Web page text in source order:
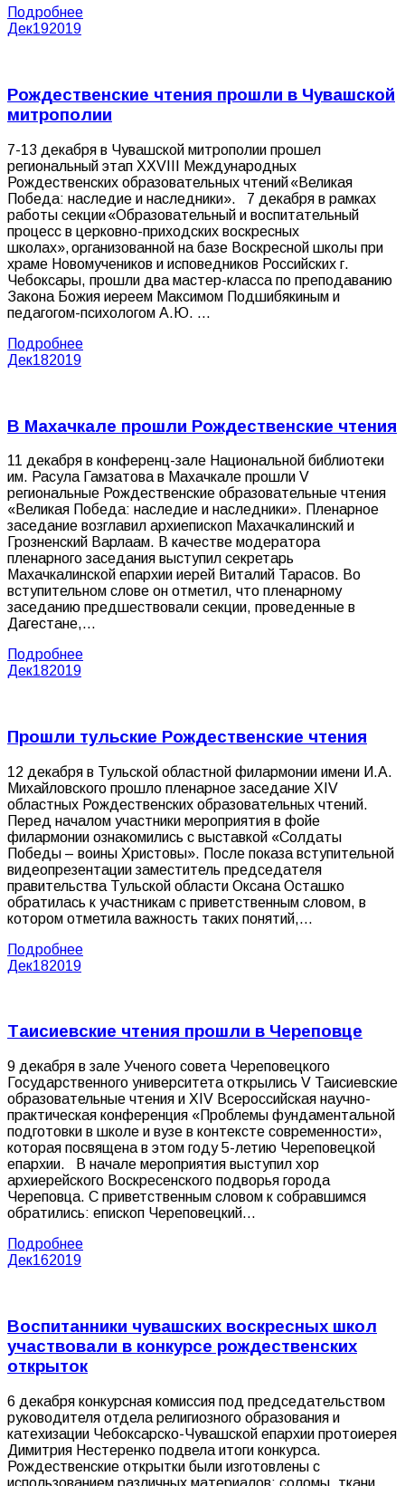
Подробнее
Дек192019
Рождественские чтения прошли в Чувашской
митрополии
7-13 декабря в Чувашской митрополии прошел
региональный этап XXVIII Международных
Рождественских образовательных чтений «Великая
Победа: наследие и наследники». 7 декабря в рамках
работы секции «Образовательный и воспитательный
процесс в церковно-приходских воскресных
школах», организованной на базе Воскресной школы при
храме Новомучеников и исповедников Российских г.
Чебоксары, прошли два мастер-класса по преподаванию
Закона Божия иереем Максимом Подшибякиным и
педагогом-психологом А.Ю. …
Подробнее
Дек182019
В Махачкале прошли Рождественские чтения
11 декабря в конференц-зале Национальной библиотеки
им. Расула Гамзатова в Махачкале прошли V
региональные Рождественские образовательные чтения
«Великая Победа: наследие и наследники». Пленарное
заседание возглавил архиепископ Махачкалинский и
Грозненский Варлаам. В качестве модератора
пленарного заседания выступил секретарь
Махачкалинской епархии иерей Виталий Тарасов. Во
вступительном слове он отметил, что пленарному
заседанию предшествовали секции, проведенные в
Дагестане,…
Подробнее
Дек182019
Прошли тульские Рождественские чтения
12 декабря в Тульской областной филармонии имени И.А.
Михайловского прошло пленарное заседание XIV
областных Рождественских образовательных чтений.
Перед началом участники мероприятия в фойе
филармонии ознакомились с выставкой «Солдаты
Победы – воины Христовы». После показа вступительной
видеопрезентации заместитель председателя
правительства Тульской области Оксана Осташко
обратилась к участникам с приветственным словом, в
котором отметила важность таких понятий,…
Подробнее
Дек182019
Таисиевские чтения прошли в Череповце
9 декабря в зале Ученого совета Череповецкого
Государственного университета открылись V Таисиевские
образовательные чтения и XIV Всероссийская научно-
практическая конференция «Проблемы фундаментальной
подготовки в школе и вузе в контексте современности»,
которая посвящена в этом году 5-летию Череповецкой
епархии. В начале мероприятия выступил хор
архиерейского Воскресенского подворья города
Череповца. С приветственным словом к собравшимся
обратились: епископ Череповецкий…
Подробнее
Дек162019
Воспитанники чувашских воскресных школ
участвовали в конкурсе рождественских
открыток
6 декабря конкурсная комиссия под председательством
руководителя отдела религиозного образования и
катехизации Чебоксарско-Чувашской епархии протоиерея
Димитрия Нестеренко подвела итоги конкурса.
Рождественские открытки были изготовлены с
использованием различных материалов: соломы, ткани,